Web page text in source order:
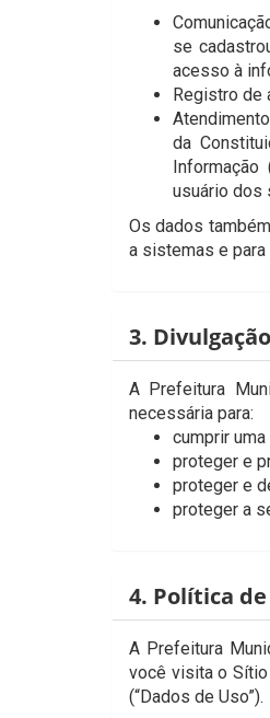
se
acesso à
Registro de
da
usuário dos
Os dados
a sistemas e
3.
A Prefeitura
necessária para:
cumprir
proteger e
proteger e
proteger a
4. Política
A Prefeitura
você visita o
(“Dados de Uso”).